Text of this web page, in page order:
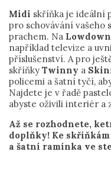
Midi skříňka je ideální
pro schovávání vašeho
prachem. Na Lowdown
například televize a
příslušenství. A pro
skříňky Twinny a
policemi a šatní tyčí,
Najdete je v řadě
abyste oživili interiér a
Až se rozhodnete,
doplňky! Ke
a šatní ramínka ve